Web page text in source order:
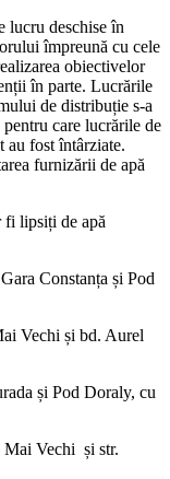
lucru deschise în
împreună cu cele
obiectivelor
în parte. Lucrările
de distribuție s-a
care lucrările de
au fost întârziate.
furnizării de apă
fi lipsiți de apă
Constanța și Pod
Vechi și bd. Aurel
și Pod Doraly, cu
Mai Vechi și str.